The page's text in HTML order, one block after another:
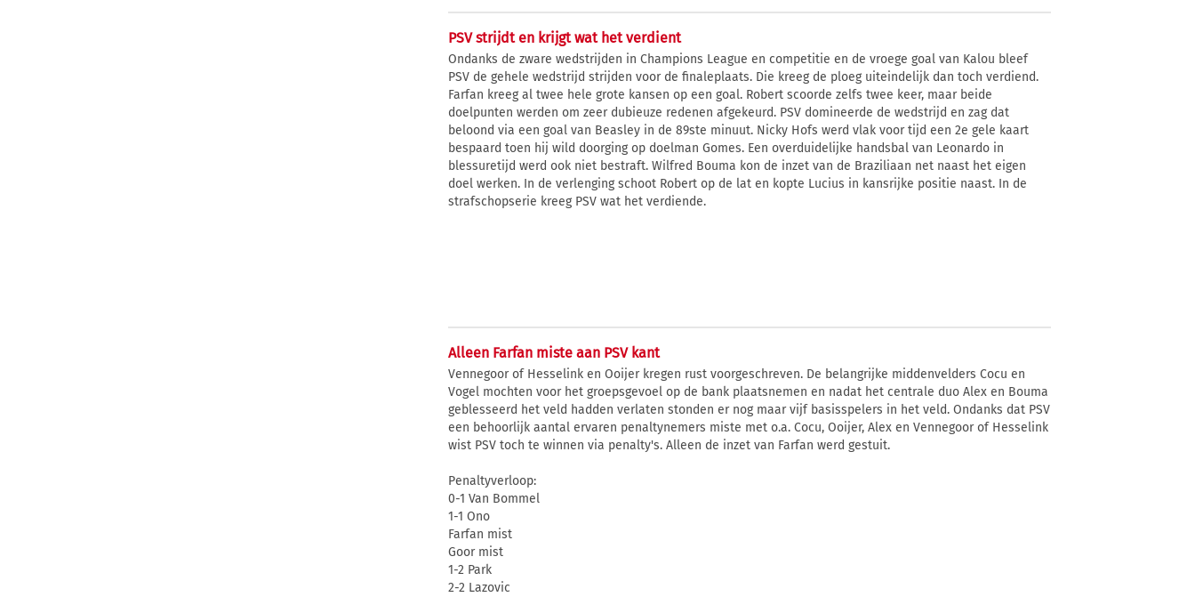
PSV strijdt en krijgt wat het verdient
Ondanks de zware wedstrijden in Champions League en competitie en de vroege goal van Kalou bleef
PSV de gehele wedstrijd strijden voor de finaleplaats. Die kreeg de ploeg uiteindelijk dan toch verdiend.
Farfan kreeg al twee hele grote kansen op een goal. Robert scoorde zelfs twee keer, maar beide
doelpunten werden om zeer dubieuze redenen afgekeurd. PSV domineerde de wedstrijd en zag dat
beloond via een goal van Beasley in de 89ste minuut. Nicky Hofs werd vlak voor tijd een 2e gele kaart
bespaard toen hij wild doorging op doelman Gomes. Een overduidelijke handsbal van Leonardo in
blessuretijd werd ook niet bestraft. Wilfred Bouma kon de inzet van de Braziliaan net naast het eigen
doel werken. In de verlenging schoot Robert op de lat en kopte Lucius in kansrijke positie naast. In de
strafschopserie kreeg PSV wat het verdiende.
Alleen Farfan miste aan PSV kant
Vennegoor of Hesselink en Ooijer kregen rust voorgeschreven. De belangrijke middenvelders Cocu en
Vogel mochten voor het groepsgevoel op de bank plaatsnemen en nadat het centrale duo Alex en Bouma
geblesseerd het veld hadden verlaten stonden er nog maar vijf basisspelers in het veld. Ondanks dat PSV
een behoorlijk aantal ervaren penaltynemers miste met o.a. Cocu, Ooijer, Alex en Vennegoor of Hesselink
wist PSV toch te winnen via penalty's. Alleen de inzet van Farfan werd gestuit.
Penaltyverloop:
0-1 Van Bommel
1-1 Ono
Farfan mist
Goor mist
1-2 Park
2-2 Lazovic